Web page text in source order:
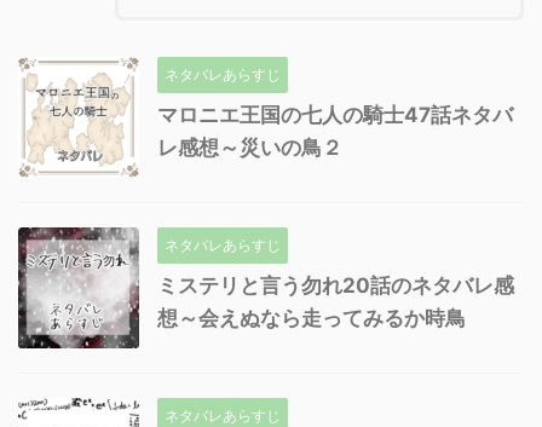
ネタバレあらすじ
マロニエ王国の七人の騎士47話ネタバ
レ感想～災いの鳥２
ネタバレあらすじ
ミステリと言う勿れ20話のネタバレ感
想～会えぬなら走ってみるか時鳥
ネタバレあらすじ